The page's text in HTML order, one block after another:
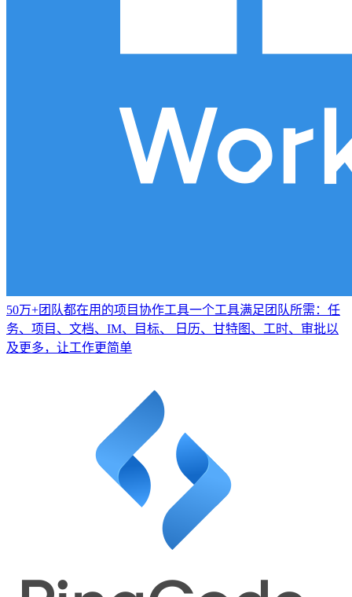
50万+团队都在用的项目协作工具一个工具满足团队所需：任
务、项目、文档、IM、目标、 日历、甘特图、工时、审批以
及更多，让工作更简单